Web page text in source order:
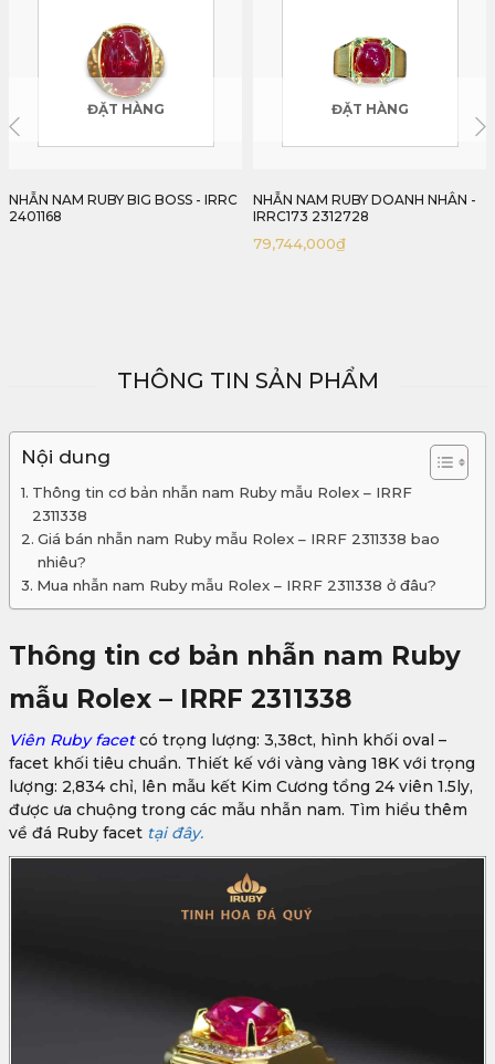
ĐẶT HÀNG
NHẪN NAM RUBY DOANH NHÂN -
IRRC173 2312728
ĐẶT HÀNG
NHẪN NAM RUBY SAO MẪU
DOANH NHÂN - IRRB 237271
70,251,000₫
THÔNG TIN SẢN PHẨM
Nội dung
Thông tin cơ bản nhẫn nam Ruby mẫu Rolex – IRRF
2311338
Giá bán nhẫn nam Ruby mẫu Rolex – IRRF 2311338 bao
nhiêu?
Mua nhẫn nam Ruby mẫu Rolex – IRRF 2311338 ở đâu?
Thông tin cơ bản nhẫn nam Ruby
mẫu Rolex – IRRF 2311338
Viên Ruby facetcó trọng lượng: 3,38ct, hình khối oval –
facet khối tiêu chuẩn. Thiết kế với vàng vàng 18K với trọng
lượng: 2,834 chỉ, lên mẫu kết Kim Cương tổng 24 viên 1.5ly,
được ưa chuộng trong các mẫu nhẫn nam. Tìm hiểu thêm
về đá Ruby facet tại đây.